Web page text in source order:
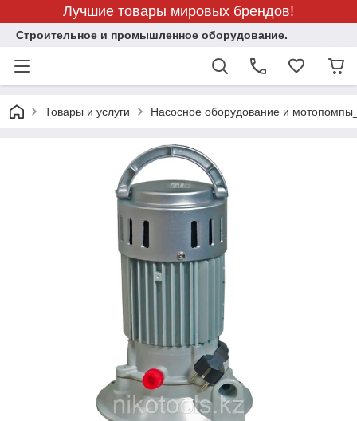
Лучшие товары мировых брендов!
Строительное и промышленное оборудование.
Товары и услуги Насосное оборудование и